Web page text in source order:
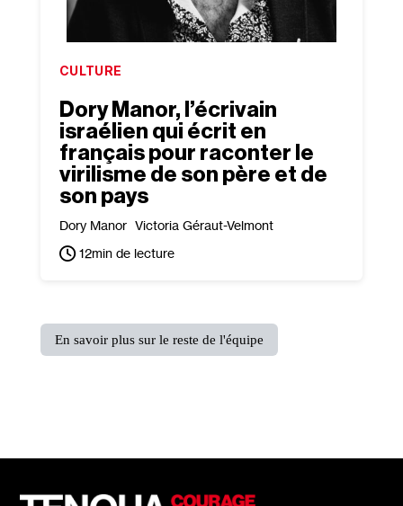
CULTURE
Dory Manor, l’écrivain
israélien qui écrit en
français pour raconter le
virilisme de son père et de
son pays
Dory Manor Victoria Géraut-Velmont
12min de lecture
En savoir plus sur le reste de l'équipe